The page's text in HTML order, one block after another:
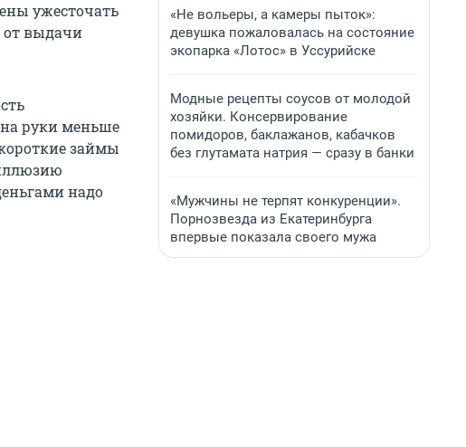
ужесточать
от выдачи
на руки меньше
займы
надо
«Не вольеры, а камеры пыток»:
девушка пожаловалась на состояние
экопарка «Лотос» в Уссурийске
Модные рецепты соусов от молодой
хозяйки. Консервирование
помидоров, баклажанов, кабачков
без глутамата натрия — сразу в банки
«Мужчины не терпят конкуренции».
Порнозвезда из Екатеринбурга
впервые показала своего мужа